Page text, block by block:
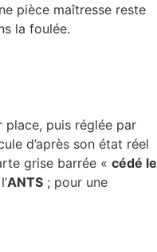
pièce maîtresse reste
la foulée.
place, puis réglée par
d’après son état réel
grise barrée « cédé le
ANTS ; pour une